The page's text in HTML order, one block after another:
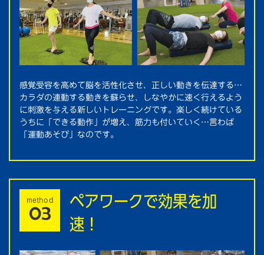
感覚受容を高めて脳を活性化させ、正しい動きを伝達する…
カラダの連動する動きを蘇らせ、しなやかに速く行えるよう
に刺激を与える新しいトレーニングです。楽しく続けている
うちに「できる動作」が増え、筋力も付いていく…言わば
「運動あそび」なのです。
method
03
ペアワークで効果を加
速！